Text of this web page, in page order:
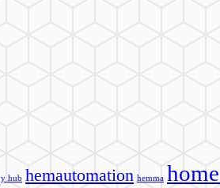
hub hemautomation hemma